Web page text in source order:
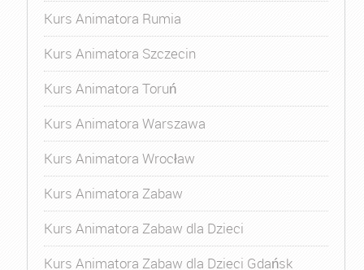
Kurs Animatora Rumia
Kurs Animatora Szczecin
Kurs Animatora Toruń
Kurs Animatora Warszawa
Kurs Animatora Wrocław
Kurs Animatora Zabaw
Kurs Animatora Zabaw dla Dzieci
Kurs Animatora Zabaw dla Dzieci Gdańsk